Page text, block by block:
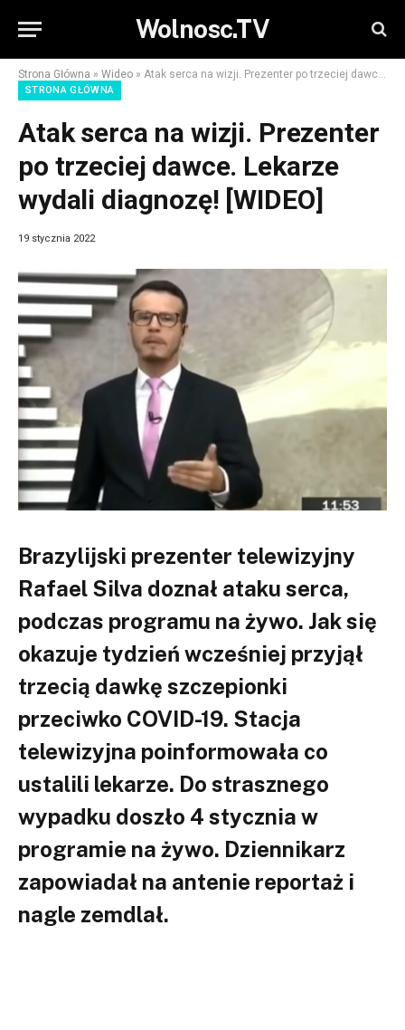
Wolnosc.TV
Strona Główna » Wideo » Atak serca na wizji. Prezenter po trzeciej dawce. Lekarze wydali diagnozę! [WIDEO]
STRONA GŁÓWNA
Atak serca na wizji. Prezenter
po trzeciej dawce. Lekarze
wydali diagnozę! [WIDEO]
19 stycznia 2022
Brazylijski prezenter telewizyjny
Rafael Silva doznał ataku serca,
podczas programu na żywo. Jak się
okazuje tydzień wcześniej przyjął
trzecią dawkę szczepionki
przeciwko COVID-19. Stacja
telewizyjna poinformowała co
ustalili lekarze. Do strasznego
wypadku doszło 4 stycznia w
programie na żywo. Dziennikarz
zapowiadał na antenie reportaż i
nagle zemdlał.